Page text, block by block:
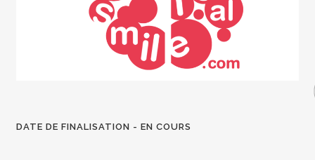
DATE DE FINALISATION - EN COURS